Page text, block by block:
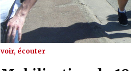
voir, écouter